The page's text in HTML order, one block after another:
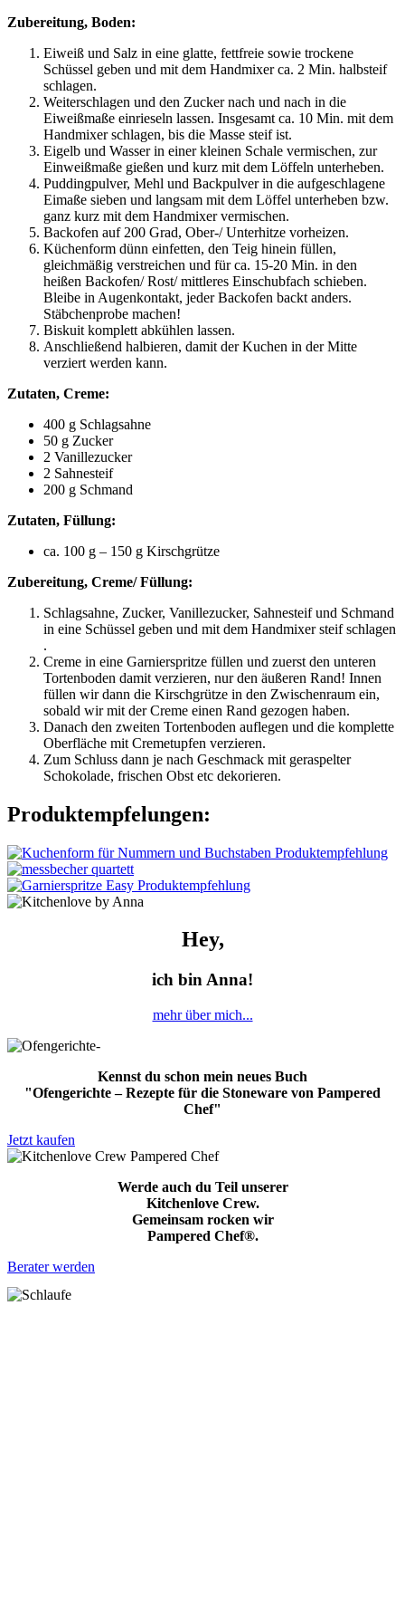
Zubereitung, Boden:
Eiweiß und Salz in eine glatte, fettfreie sowie trockene
Schüssel geben und mit dem Handmixer ca. 2 Min. halbsteif
schlagen.
Weiterschlagen und den Zucker nach und nach in die
Eiweißmaße einrieseln lassen. Insgesamt ca. 10 Min. mit dem
Handmixer schlagen, bis die Masse steif ist.
Eigelb und Wasser in einer kleinen Schale vermischen, zur
Einweißmaße gießen und kurz mit dem Löffeln unterheben.
Puddingpulver, Mehl und Backpulver in die aufgeschlagene
Eimaße sieben und langsam mit dem Löffel unterheben bzw.
ganz kurz mit dem Handmixer vermischen.
Backofen auf 200 Grad, Ober-/ Unterhitze vorheizen.
Küchenform dünn einfetten, den Teig hinein füllen,
gleichmäßig verstreichen und für ca. 15-20 Min. in den
heißen Backofen/ Rost/ mittleres Einschubfach schieben.
Bleibe in Augenkontakt, jeder Backofen backt anders.
Stäbchenprobe machen!
Biskuit komplett abkühlen lassen.
Anschließend halbieren, damit der Kuchen in der Mitte
verziert werden kann.
Zutaten, Creme:
400 g Schlagsahne
50 g Zucker
2 Vanillezucker
2 Sahnesteif
200 g Schmand
Zutaten, Füllung:
ca. 100 g – 150 g Kirschgrütze
Zubereitung, Creme/ Füllung:
Schlagsahne, Zucker, Vanillezucker, Sahnesteif und Schmand
in eine Schüssel geben und mit dem Handmixer steif schlagen
.
Creme in eine Garnierspritze füllen und zuerst den unteren
Tortenboden damit verzieren, nur den äußeren Rand! Innen
füllen wir dann die Kirschgrütze in den Zwischenraum ein,
sobald wir mit der Creme einen Rand gezogen haben.
Danach den zweiten Tortenboden auflegen und die komplette
Oberfläche mit Cremetupfen verzieren.
Zum Schluss dann je nach Geschmack mit geraspelter
Schokolade, frischen Obst etc dekorieren.
Produktempfelungen:
Hey,
ich bin Anna!
mehr über mich...
Kennst du schon mein neues Buch
"Ofengerichte – Rezepte für die Stoneware von Pampered
Chef"
Jetzt kaufen
Werde auch du Teil unserer
Kitchenlove Crew.
Gemeinsam rocken wir
Pampered Chef®.
Berater werden